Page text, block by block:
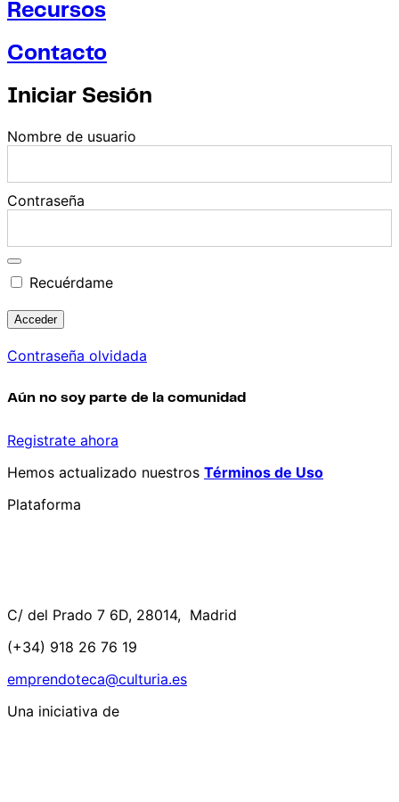
Recursos
Contacto
Iniciar Sesión
Nombre de usuario
Contraseña
Recuérdame
Contraseña olvidada
Aún no soy parte de la comunidad
Registrate ahora
Hemos actualizado nuestros Términos de Uso
Plataforma
C/ del Prado 7 6D, 28014, Madrid
(+34) 918 26 76 19
emprendoteca@culturia.es
Una iniciativa de